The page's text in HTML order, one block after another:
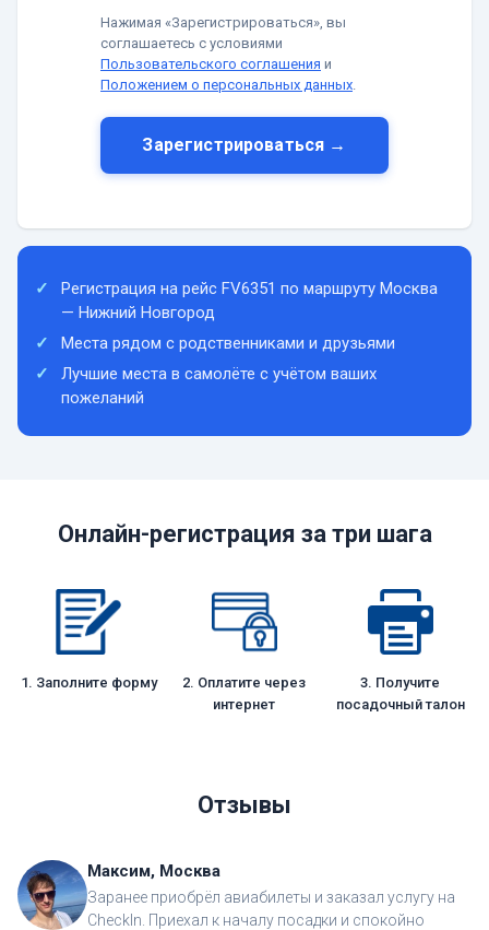
Нажимая «Зарегистрироваться», вы
соглашаетесь с условиями
Пользовательского соглашения и
Положением о персональных данных.
Зарегистрироваться →
Регистрация на рейс FV6351 по маршруту Москва
— Нижний Новгород
Места рядом с родственниками и друзьями
Лучшие места в самолёте с учётом ваших
пожеланий
Онлайн-регистрация за три шага
1. Заполните форму
2. Оплатите через
интернет
3. Получите
посадочный талон
Отзывы
Максим, Москва
Заранее приобрёл авиабилеты и заказал услугу на
CheckIn. Приехал к началу посадки и спокойно